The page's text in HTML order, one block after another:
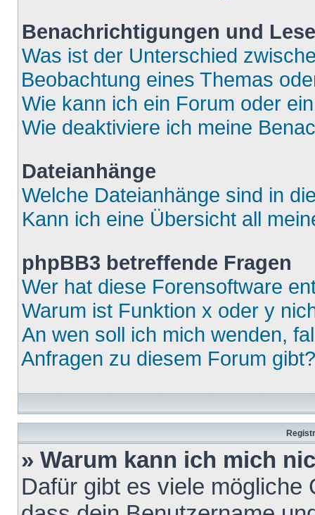
Benachrichtigungen und
Was ist der Unterschied
Beobachtung eines Themas
Wie kann ich ein Forum oder
Wie deaktiviere ich meine
Dateianhänge
Welche Dateianhänge sind in
Kann ich eine Übersicht all
phpBB3 betreffende Fragen
Wer hat diese Forensoftware
Warum ist Funktion x oder y
An wen soll ich mich wenden,
Anfragen zu diesem Forum gibt?
» Warum kann ich mich
Dafür gibt es viele